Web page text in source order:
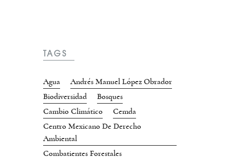
TAGS
Agua
Andrés Manuel López Obrador
Biodiversidad
Bosques
Cambio Climático
Cemda
Centro Mexicano De Derecho
Ambiental
Combatientes Forestales